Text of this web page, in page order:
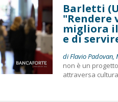
Barletti
"Rendere
migliora
e di
di Flavio
non è un
attraversa